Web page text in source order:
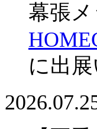
幕張
に出